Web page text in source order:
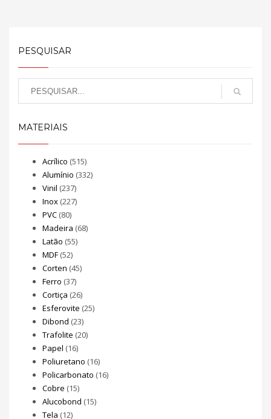
PESQUISAR
MATERIAIS
Acrílico (515)
Alumínio (332)
Vinil (237)
Inox (227)
PVC (80)
Madeira (68)
Latão (55)
MDF (52)
Corten (45)
Ferro (37)
Cortiça (26)
Esferovite (25)
Dibond (23)
Trafolite (20)
Papel (16)
Poliuretano (16)
Policarbonato (16)
Cobre (15)
Alucobond (15)
Tela (12)